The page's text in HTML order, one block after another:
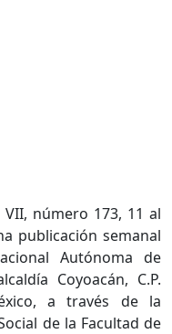
VII, número 173, 11 al
publicación semanal
Autónoma de
Coyoacán, C.P.
a través de la
de la Facultad de